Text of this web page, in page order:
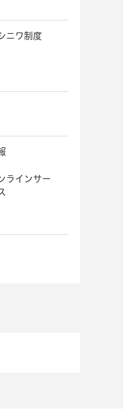
ニワ制度
ラインサー